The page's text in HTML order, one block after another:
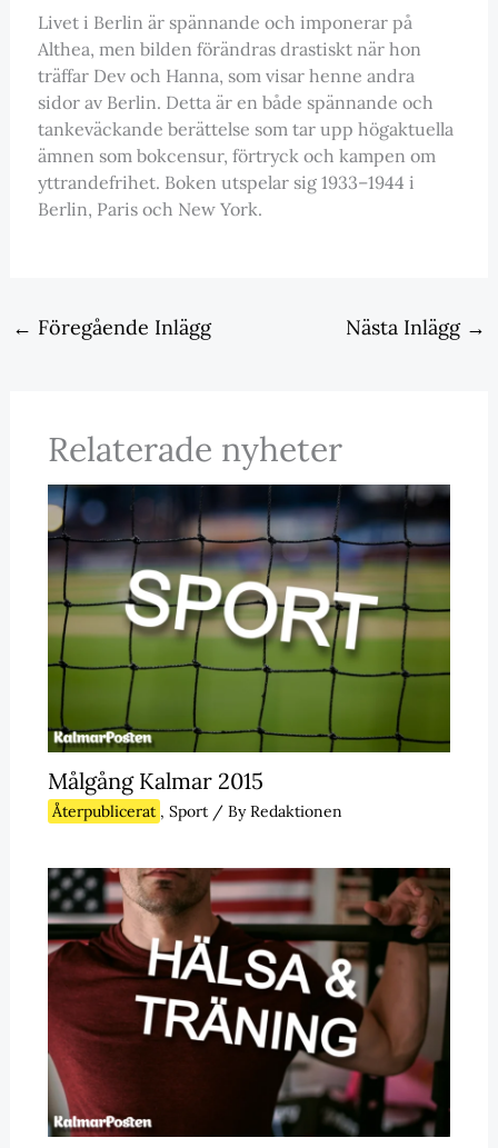
Livet i Berlin är spännande och imponerar på
Althea, men bilden förändras drastiskt när hon
träffar Dev och Hanna, som visar henne andra
sidor av Berlin. Detta är en både spännande och
tankeväckande berättelse som tar upp högaktuella
ämnen som bokcensur, förtryck och kampen om
yttrandefrihet. Boken utspelar sig 1933–1944 i
Berlin, Paris och New York.
← Föregående Inlägg Nästa Inlägg →
Relaterade nyheter
Målgång Kalmar 2015
Återpublicerat , Sport/ ByRedaktionen